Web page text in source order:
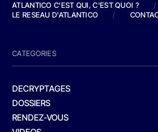
ATLANTICO C'EST QUI, C'EST QUOI ?
/
LE RESEAU D'ATLANTICO
/
CATEGORIES
DECRYPTAGES
DOSSIERS
RENDEZ-VOUS